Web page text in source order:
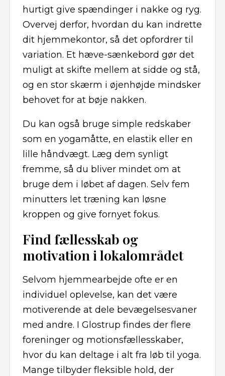
hurtigt give spændinger i nakke og ryg.
Overvej derfor, hvordan du kan indrette
dit hjemmekontor, så det opfordrer til
variation. Et hæve-sænkebord gør det
muligt at skifte mellem at sidde og stå,
og en stor skærm i øjenhøjde mindsker
behovet for at bøje nakken.
Du kan også bruge simple redskaber
som en yogamåtte, en elastik eller en
lille håndvægt. Læg dem synligt
fremme, så du bliver mindet om at
bruge dem i løbet af dagen. Selv fem
minutters let træning kan løsne
kroppen og give fornyet fokus.
Find fællesskab og
motivation i lokalområdet
Selvom hjemmearbejde ofte er en
individuel oplevelse, kan det være
motiverende at dele bevægelsesvaner
med andre. I Glostrup findes der flere
foreninger og motionsfællesskaber,
hvor du kan deltage i alt fra løb til yoga.
Mange tilbyder fleksible hold, der